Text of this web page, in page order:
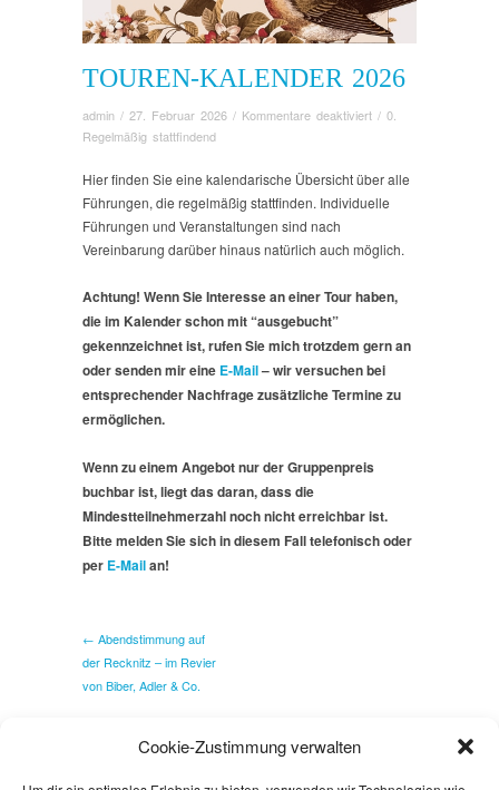
Cookie-Zustimmung verwalten
TOUREN-KALENDER 2026
admin / 27. Februar 2026 / Kommentare deaktiviertfür
2026
/ 0.
Regelmäßig stattfindend
Hier finden Sie eine kalendarische Übersicht über alle
Führungen, die regelmäßig stattfinden. Individuelle
Führungen und Veranstaltungen sind nach
Vereinbarung darüber hinaus natürlich auch möglich.
Achtung! Wenn Sie Interesse an einer Tour haben,
die im Kalender schon mit “ausgebucht”
gekennzeichnet ist, rufen Sie mich trotzdem gern an
oder senden mir eine E-Mail– wir versuchen bei
entsprechender Nachfrage zusätzliche Termine zu
ermöglichen.
Wenn zu einem Angebot nur der Gruppenpreis
buchbar ist, liegt das daran, dass die
Mindestteilnehmerzahl noch nicht erreichbar ist.
Bitte melden Sie sich in diesem Fall telefonisch oder
per E-Mailan!
← Abendstimmung auf
der Recknitz – im Revier
von Biber, Adler & Co.